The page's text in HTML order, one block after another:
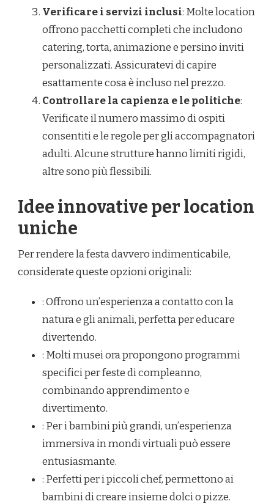
Verificare i servizi inclusi: Molte location
offrono pacchetti completi che includono
catering, torta, animazione e persino inviti
personalizzati. Assicuratevi di capire
esattamente cosa è incluso nel prezzo.
Controllare la capienza e le politiche:
Verificate il numero massimo di ospiti
consentiti e le regole per gli accompagnatori
adulti. Alcune strutture hanno limiti rigidi,
altre sono più flessibili.
Idee innovative per location
uniche
Per rendere la festa davvero indimenticabile,
considerate queste opzioni originali:
: Offrono un’esperienza a contatto con la
natura e gli animali, perfetta per educare
divertendo.
: Molti musei ora propongono programmi
specifici per feste di compleanno,
combinando apprendimento e
divertimento.
: Per i bambini più grandi, un’esperienza
immersiva in mondi virtuali può essere
entusiasmante.
: Perfetti per i piccoli chef, permettono ai
bambini di creare insieme dolci o pizze.